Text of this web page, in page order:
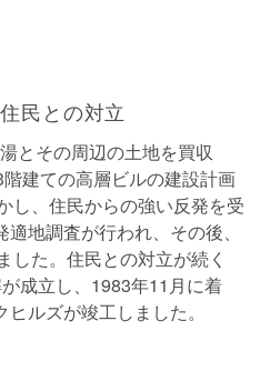
民との対立
とその周辺の土地を買収
建ての高層ビルの建設計画
し、住民からの強い反発を受
地調査が行われ、その後、
した。住民との対立が続く
成立し、1983年11月に着
ルズが竣工しました。